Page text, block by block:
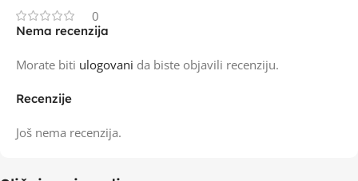
0
Recenzije
Još nema recenzija.
Nema recenzija
Morate biti ulogovani da biste objavili recenziju.